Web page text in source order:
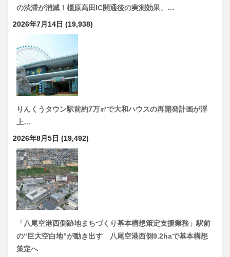
の渋滞が消滅！橿原高田IC開通後の実測効果、…
2026年7月14日 (19,938)
りんくうタウン駅前約7万㎡で大和ハウスの再開発計画が浮
上…
2026年8月5日 (19,492)
「八尾空港西側跡地まちづくり基本構想策定支援業務」駅前
の“巨大空白地”が動き出す 八尾空港西側9.2haで基本構想
策定へ